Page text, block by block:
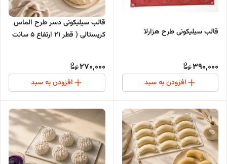
قالب سیلیکونی طرح هزارلا
390,000
افزودن به سبد
قالب سیلیکونی دسر طرح الماس
کریستالی ( قطر 21 ارتفاع 5 سانت
270,000
افزودن به سبد